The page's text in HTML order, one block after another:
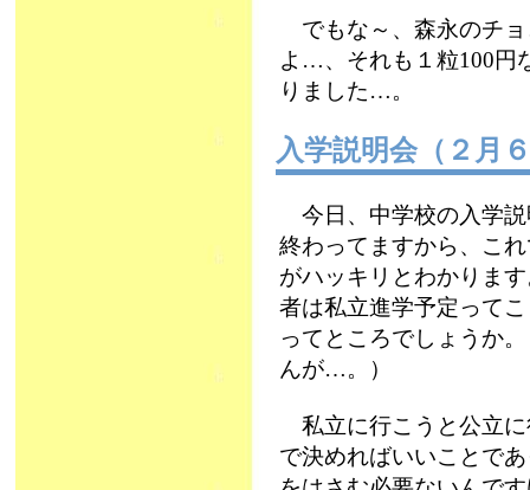
でもな～、森永のチョ
よ…、それも１粒100円
りました…。
入学説明会（２月
今日、中学校の入学説
終わってますから、こ
がハッキリとわかりま
者は私立進学予定って
ってところでしょうか
んが…。）
私立に行こうと公立に
で決めればいいことで